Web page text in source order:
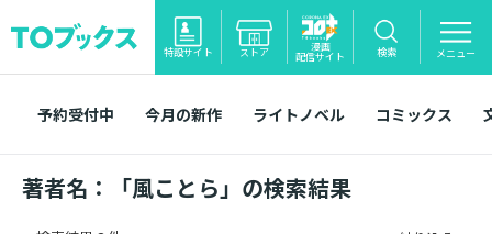
特設サイト ストア 漫画
配信サイト 検索 メニュー
予約受付中 今月の新作 ライトノベル コミックス
著者名：「風ことら」の検索結果